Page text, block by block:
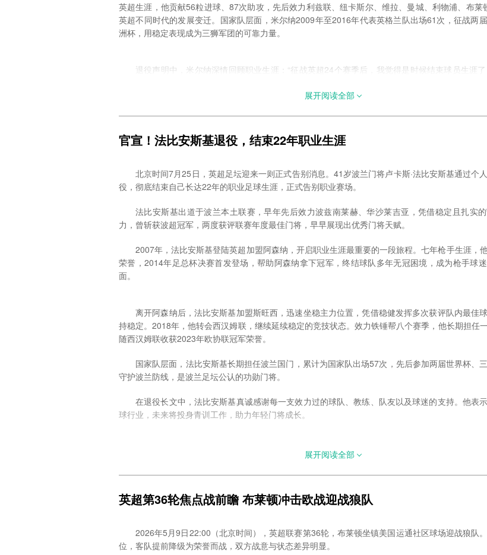
英超生涯，他贡献56粒进球、87次助攻，先后效力利兹联、纽卡斯尔、维拉、曼城、利物浦、布莱
英超不同时代的发展变迁。国家队层面，米尔纳2009年至2016年代表英格兰队出场61次，征战两届
洲杯，用稳定表现成为三狮军团的可靠力量。
退役声明中，米尔纳深情回顾职业生涯：“征战英超24个赛季后，我觉得是时候结束球员生涯
教练、队友与球迷，坦言职业生涯收获的情谊远比奖杯更珍贵。布莱顿曾为他提供续约合同，但40岁
米尔纳的退役，标志着英超一个时代的落幕。他以极致的职业素养、全面的技术能力、超长的职
何为“足坛常青树”。从年少成名的天才少年，到豪门争冠的关键拼图，再到小球会的精神支柱，米
长河中。如今传奇谢幕，但米尔纳书写的敬业与坚守精神，仍将激励着无数后来者。
展开阅读全部
官宣！法比安斯基退役，结束22年职业生涯
北京时间7月25日，英超足坛迎来一则正式告别消息。41岁波兰门将卢卡斯·法比安斯基通过个
役，彻底结束自己长达22年的职业足球生涯，正式告别职业赛场。
法比安斯基出道于波兰本土联赛，早年先后效力波兹南莱赫、华沙莱吉亚，凭借稳定且扎实
力，曾斩获波超冠军，两度获评联赛年度最佳门将，早早展现出优秀门将天赋。
2007年，法比安斯基登陆英超加盟阿森纳，开启职业生涯最重要的一段旅程。七年枪手生涯，
荣誉，2014年足总杯决赛首发登场，帮助阿森纳拿下冠军，终结球队多年无冠困境，成为枪手球
面。
离开阿森纳后，法比安斯基加盟斯旺西，迅速坐稳主力位置，凭借稳健发挥多次获评队内最佳
持稳定。2018年，他转会西汉姆联，继续延续稳定的竞技状态。效力铁锤帮八个赛季，他长期担任
随西汉姆联收获2023年欧协联冠军荣誉。
国家队层面，法比安斯基长期担任波兰国门，累计为国家队出场57次，先后参加两届世界杯、
守护波兰防线，是波兰足坛公认的功勋门将。
在退役长文中，法比安斯基真诚感谢每一支效力过的球队、教练、队友以及球迷的支持。他表
球行业，未来将投身青训工作，助力年轻门将成长。
正式挂靴，英超又一位陪伴球迷多年的老牌门将落幕，为今夏足坛增添一段温情的告别回忆。
展开阅读全部
英超第36轮焦点战前瞻 布莱顿冲击欧战迎战狼队
2026年5月9日22:00（北京时间），英超联赛第36轮，布莱顿坐镇美国运通社区球场迎战狼队
位，客队提前降级为荣誉而战，双方战意与状态差异明显。